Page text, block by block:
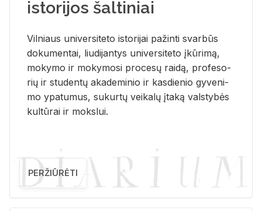
istorijos šaltiniai
Vil­niaus uni­ver­si­te­to is­to­ri­jai pa­žin­ti svar­būs
do­ku­men­tai, liu­di­jan­tys uni­ver­si­te­to įkū­ri­mą,
mo­ky­mo ir mo­ky­mo­si pro­ce­sų rai­dą, pro­fe­so­
rių ir stu­den­tų aka­de­mi­nio ir kas­die­nio gy­ve­ni­
mo ypa­tu­mus, su­kur­tų vei­ka­lų įta­ką vals­ty­bės
kul­tū­rai ir moks­lui.
PERŽIŪRĖTI